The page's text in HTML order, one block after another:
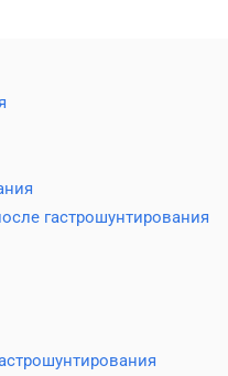
гастрошунтирования